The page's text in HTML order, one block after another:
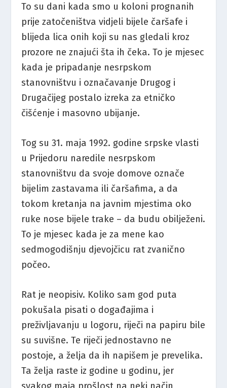
To su dani kada smo u koloni prognanih
prije zatočeništva vidjeli bijele čaršafe i
blijeda lica onih koji su nas gledali kroz
prozore ne znajući šta ih čeka. To je mjesec
kada je pripadanje nesrpskom
stanovništvu i označavanje Drugog i
Drugačijeg postalo izreka za etničko
čišćenje i masovno ubijanje.
Tog su 31. maja 1992. godine srpske vlasti
u Prijedoru naredile nesrpskom
stanovništvu da svoje domove označe
bijelim zastavama ili čaršafima, a da
tokom kretanja na javnim mjestima oko
ruke nose bijele trake – da budu obilježeni.
To je mjesec kada je za mene kao
sedmogodišnju djevojčicu rat zvanično
počeo.
Rat je neopisiv. Koliko sam god puta
pokušala pisati o događajima i
preživljavanju u logoru, riječi na papiru bile
su suvišne. Te riječi jednostavno ne
postoje, a želja da ih napišem je prevelika.
Ta želja raste iz godine u godinu, jer